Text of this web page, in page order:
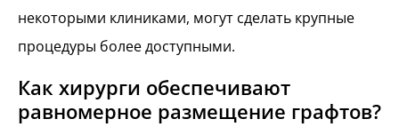
некоторыми клиниками, могут сделать крупные
процедуры более доступными.
Как хирурги обеспечивают
равномерное размещение графтов?